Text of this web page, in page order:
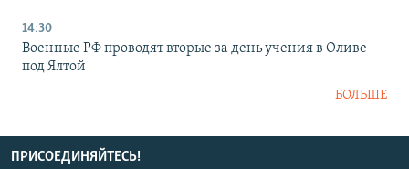
14:30
Военные РФ проводят вторые за день учения в Оливе
под Ялтой
БОЛЬШЕ
ПРИСОЕДИНЯЙТЕСЬ!